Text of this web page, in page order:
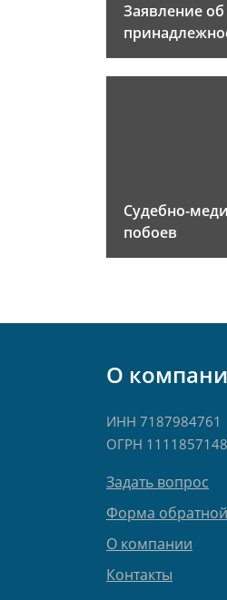
Заявление
Судебно-
побоев
О
ИНН 7187984761
ОГРН
Задать вопрос
Форма
О компании
Контакты